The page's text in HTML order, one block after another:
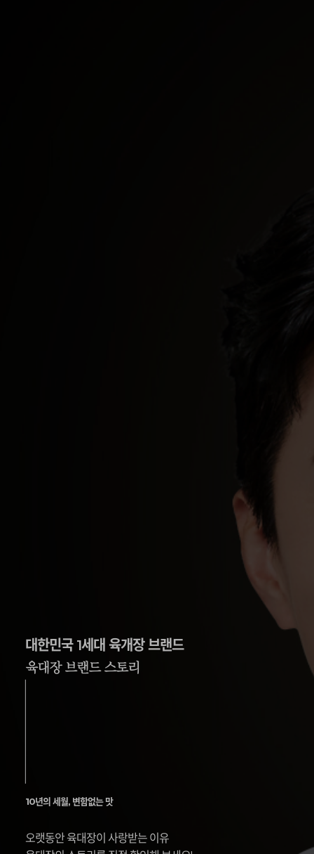
대한민국 1세대 육개장 브랜드
육대장 브랜드 스토리
10년의 세월, 변함없는 맛
오랫동안 육대장이 사랑받는 이유